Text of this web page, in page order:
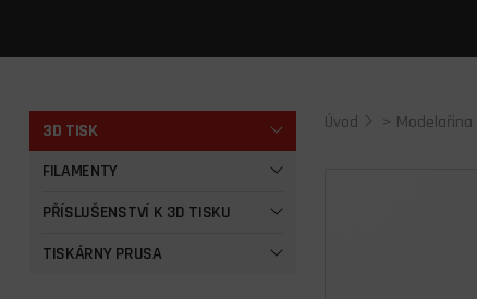
3D TISK
FILAMENTY
PŘÍSLUŠENSTVÍ K 3D TISKU
TISKÁRNY PRUSA
Úvod > Modelařina